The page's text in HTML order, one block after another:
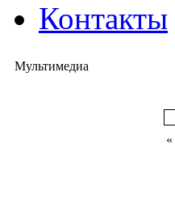
Контакты
Мультимедиа
«